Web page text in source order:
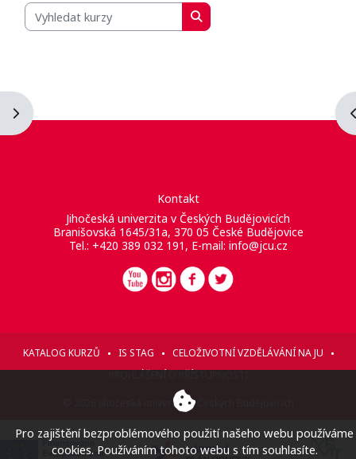
Otevřít panel bloku
Vyhledat kurzy
Vyhledat kurzy
Kontakt
Jihočeská univerzita v Českých Budějovicích
Branišovská 1645/31a, 370 05 České Budějovice
Tel.: +420 389 032 191, E-mail: info@jcu.cz
KATALOG KURZŮ IS STAG
CELOŽIVOTNÍ VZDĚLÁVÁNÍ NA JU
© 2026 Jihočeská univerzita v Českých Budějovicích
Pro zajištění bezproblémového použití našeho webu používáme
cookies. Používáním tohoto webu s tím souhlasíte.